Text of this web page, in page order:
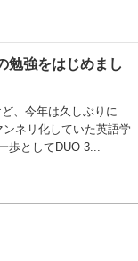
勉強をはじめまし
、今年は久しぶりに
ネリ化していた英語学
歩としてDUO 3...